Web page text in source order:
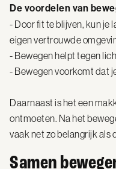
De voordelen van
- Door fit te blijven, kun je
eigen vertrouwde
- Bewegen helpt tegen
- Bewegen voorkomt dat
Daarnaast is het een
ontmoeten. Na het
vaak net zo belangrijk als
Samen